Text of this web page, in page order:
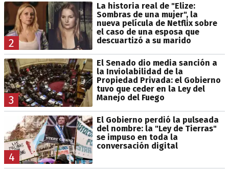
2
La historia real de "Elize:
Sombras de una mujer", la
nueva película de Netflix sobre
el caso de una esposa que
descuartizó a su marido
3
El Senado dio media sanción a
la Inviolabilidad de la
Propiedad Privada: el Gobierno
tuvo que ceder en la Ley del
Manejo del Fuego
4
El Gobierno perdió la pulseada
del nombre: la "Ley de Tierras"
se impuso en toda la
conversación digital